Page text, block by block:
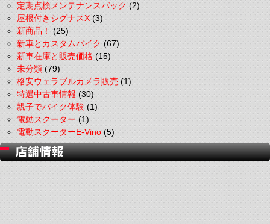
定期点検メンテナンスパック(2)
屋根付きシグナスX(3)
新商品！(25)
新車とカスタムバイク(67)
新車在庫と販売価格(15)
未分類(79)
格安ウェラブルカメラ販売(1)
特選中古車情報(30)
親子でバイク体験(1)
電動スクーター(1)
電動スクーターE-Vino(5)